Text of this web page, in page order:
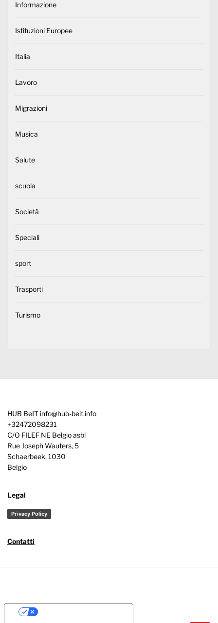
Informazione
Istituzioni Europee
Italia
Lavoro
Migrazioni
Musica
Salute
scuola
Società
Speciali
sport
Trasporti
Turismo
HUB BeIT info@hub-beit.info
+32472098231
C/O FILEF NE Belgio asbl
Rue Joseph Wauters, 5
Schaerbeek,1030
Belgio
Legal
Privacy Policy
Contatti
Your Privacy Choices